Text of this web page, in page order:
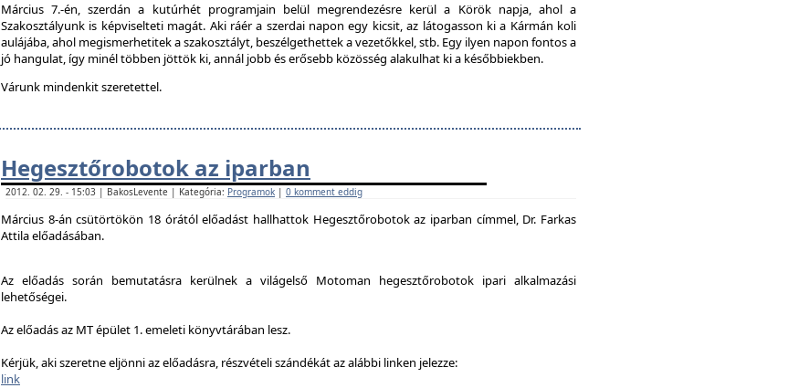
Március 7.-én, szerdán a kutúrhét programjain belül megrendezésre kerül a Körök napja, ahol a
Szakosztályunk is képviselteti magát. Aki ráér a szerdai napon egy kicsit, az látogasson ki a Kármán koli
aulájába, ahol megismerhetitek a szakosztályt, beszélgethettek a vezetőkkel, stb. Egy ilyen napon fontos a
jó hangulat, így minél többen jöttök ki, annál jobb és erősebb közösség alakulhat ki a későbbiekben.
Várunk mindenkit szeretettel.
Hegesztőrobotok az iparban
2012. 02. 29. - 15:03 | BakosLevente | Kategória: Programok | 0 komment eddig
Március 8-án csütörtökön 18 órától előadást hallhattok Hegesztőrobotok az iparban címmel, Dr. Farkas
Attila előadásában.
Az előadás során bemutatásra kerülnek a világelső Motoman hegesztőrobotok ipari alkalmazási
lehetőségei.
Az előadás az MT épület 1. emeleti könyvtárában lesz.
Kérjük, aki szeretne eljönni az előadásra, részvételi szándékát az alábbi linken jelezze:
link